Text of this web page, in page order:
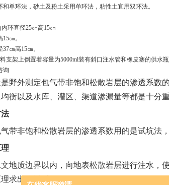
和单环法，砂土及粉土采用单环法，粘性土宜用双环法。
内环直径25㎝高15㎝
15㎝。
37㎝高15㎝。
支架上倒置着容量为5000ml装有斜口注水管和橡皮塞的供水
询
野外测定包气带非饱和松散岩层的渗透系数
衡以及水库、灌区、渠道渗漏量等都是十分重
带非饱和松散岩层的渗透系数用的是试坑法
地质边界以内，向地表松散岩层进行注水，
求出渗透系数（K）值。